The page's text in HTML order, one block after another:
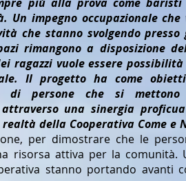
Un impegno occupazionale che
che stanno svolgendo presso
rimangono a disposizione
ragazzi vuole essere
Il progetto ha come
di persone che si
una sinergia
della Cooperativa Come e
per dimostrare che le
risorsa attiva per la comunità.
stanno portando avanti